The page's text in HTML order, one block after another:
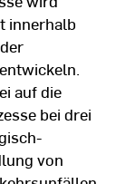
innerhalb
auf die
bei drei
von